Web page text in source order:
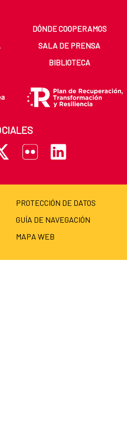
DÓNDE COOPERAMOS
SALA DE PRENSA
BIBLIOTECA
PROTECCIÓN DE DATOS
GUÍA DE NAVEGACIÓN
MAPA WEB